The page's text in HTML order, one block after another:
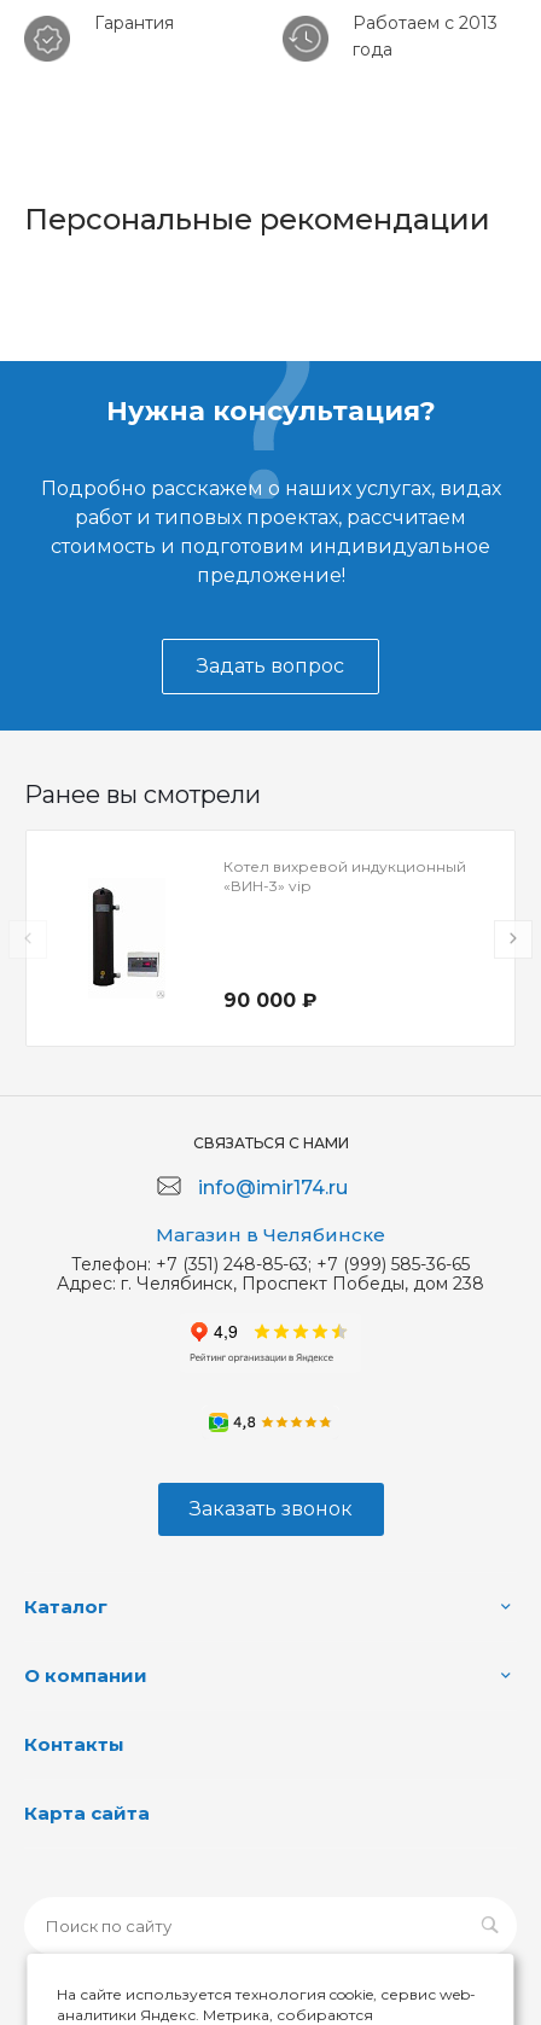
Гарантия
Работаем с 2013
года
Персональные рекомендации
Нужна консультация?
Подробно расскажем о наших услугах, видах
работ и типовых проектах, рассчитаем
стоимость и подготовим индивидуальное
предложение!
Задать вопрос
Ранее вы смотрели
Котел вихревой индукционный
«ВИН-3» vip
90 000 ₽
СВЯЗАТЬСЯ С НАМИ
info@imir174.ru
Магазин в Челябинске
Телефон: +7 (351) 248-85-63; +7 (999) 585-36-65
Адрес: г. Челябинск, Проспект Победы, дом 238
Заказать звонок
Каталог
О компании
Контакты
Карта сайта
На сайте используется технология cookie, сервис web-
аналитики Яндекс. Метрика, собираются